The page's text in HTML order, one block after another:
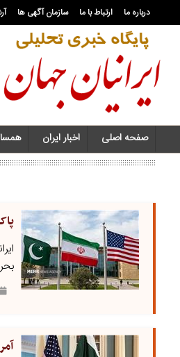
درباره ما ارتباط با ما سازمان آگهی ها
صفحه اصلی اخبار ایران